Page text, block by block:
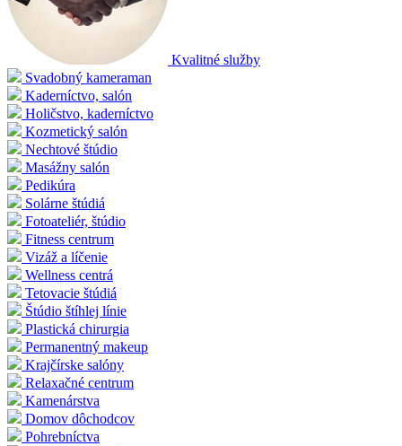
Kvalitné služby
Svadobný kameraman
Kaderníctvo, salón
Holičstvo, kaderníctvo
Kozmetický salón
Nechtové štúdio
Masážny salón
Pedikúra
Solárne štúdiá
Fotoateliér, štúdio
Fitness centrum
Vizáž a líčenie
Wellness centrá
Tetovacie štúdiá
Štúdio štíhlej línie
Plastická chirurgia
Permanentný makeup
Krajčírske salóny
Relaxačné centrum
Kamenárstva
Domov dôchodcov
Pohrebníctva